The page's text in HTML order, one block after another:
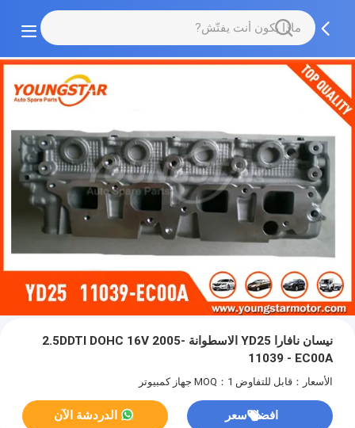
نيسان نافارا YD25 الاسطوانة 2.5DDTI DOHC 16V 2005-
11039 - EC00A
الأسعار：قابل للتفاوض MOQ：1 جهاز كمبيوتر
افضل سعر الدردشة الآن